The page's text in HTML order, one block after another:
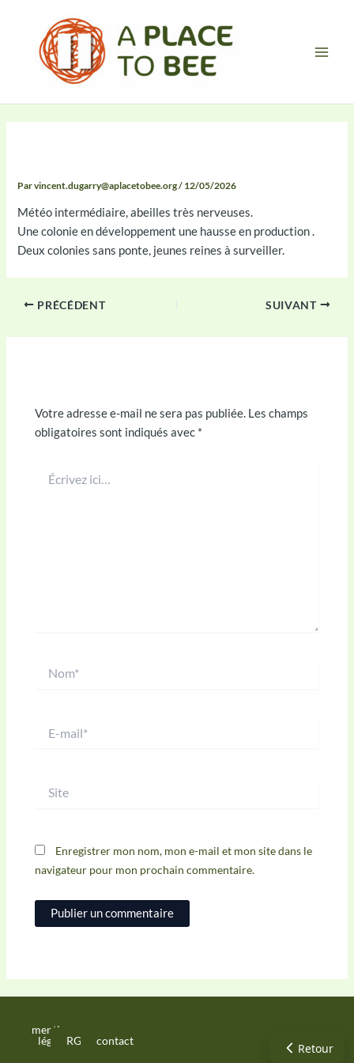
contenu
Parvincent.dugarry@aplacetobee.org/ 12/05/2026
Météo intermédiaire, abeilles très nerveuses.
Une colonie en développement une hausse en production .
Deux colonies sans ponte, jeunes reines à surveiller.
PRÉCÉDENT SUIVANT
Votre adresse e-mail ne sera pas publiée. Les champs
obligatoires sont indiqués avec *
ici…
mail*
Enregistrer mon nom, mon e-mail et mon site dans le
navigateur pour mon prochain commentaire.
mentions
légalesRGPDcontact Retour